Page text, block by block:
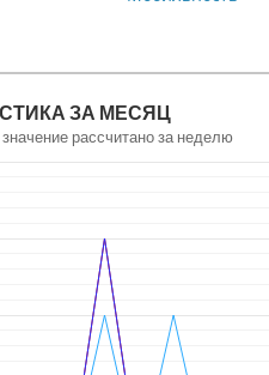
ЗА МЕСЯЦ
рассчитано за неделю